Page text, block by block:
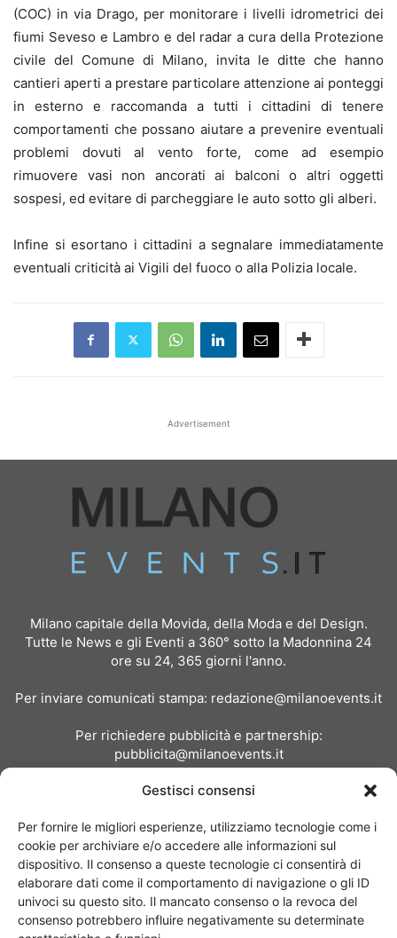
Gestisci consensi
Per fornire le migliori esperienze, utilizziamo tecnologie come i
cookie per archiviare e/o accedere alle informazioni sul
dispositivo. Il consenso a queste tecnologie ci consentirà di
elaborare dati come il comportamento di navigazione o gli ID
univoci su questo sito. Il mancato consenso o la revoca del
consenso potrebbero influire negativamente su determinate
(COC) in via Drago, per monitorare i livelli idrometrici dei
fiumi Seveso e Lambro e del radar a cura della Protezione
civile del Comune di Milano, invita le ditte che hanno
cantieri aperti a prestare particolare attenzione ai ponteggi
in esterno e raccomanda a tutti i cittadini di tenere
comportamenti che possano aiutare a prevenire eventuali
problemi dovuti al vento forte, come ad esempio
rimuovere vasi non ancorati ai balconi o altri oggetti
sospesi, ed evitare di parcheggiare le auto sotto gli alberi.
Infine si esortano i cittadini a segnalare immediatamente
eventuali criticità ai Vigili del fuoco o alla Polizia locale.
Advertisement
Milano capitale della Movida, della Moda e del Design.
Tutte le News e gli Eventi a 360° sotto la Madonnina 24
ore su 24, 365 giorni l'anno.
Per inviare comunicati stampa: redazione@milanoevents.it
Per richiedere pubblicità e partnership:
pubblicita@milanoevents.it